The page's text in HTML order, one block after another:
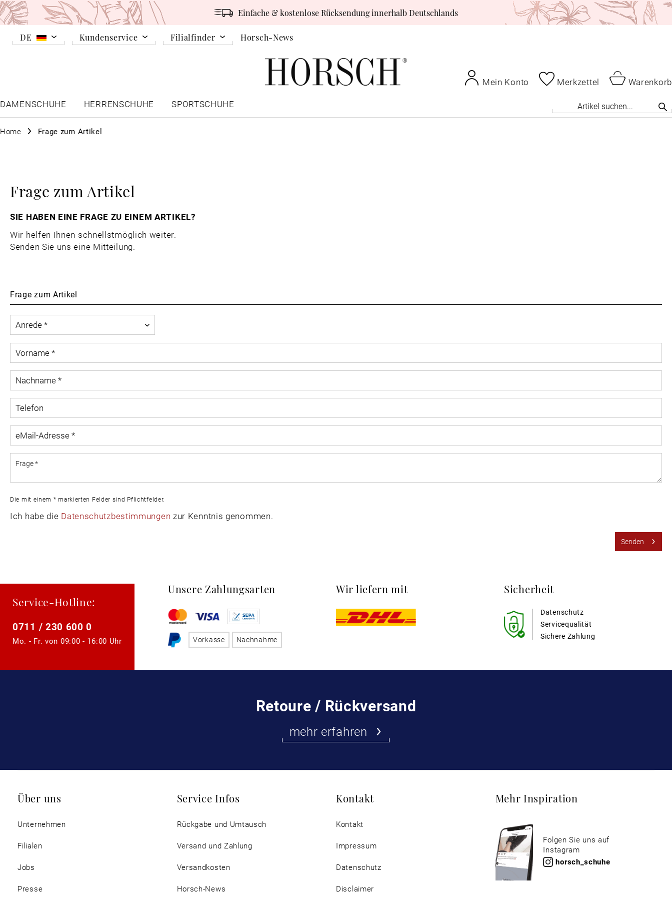
Einfache & kostenlose Rücksendung innerhalb Deutschlands
DE Kundenservice Filialfinder Horsch-News
Mein Konto Merkzettel
Warenkorb
DAMENSCHUHE
HERRENSCHUHE SPORTSCHUHE
Home Frage zum Artikel
Frage zum Artikel
SIE HABEN EINE FRAGE ZU EINEM ARTIKEL?
Wir helfen Ihnen schnellstmöglich weiter.
Senden Sie uns eine Mitteilung.
Frage zum Artikel
Die mit einem * markierten Felder sind Pflichtfelder.
Ich habe die Datenschutzbestimmungen zur Kenntnis genommen.
Senden
Retoure / Rückversand
mehr erfahren
Service-Hotline:
0711 / 230 600 0
Mo. - Fr. von 09:00 - 16:00 Uhr
Unsere Zahlungsarten
Vorkasse Nachnahme
Wir liefern mit Sicherheit
Datenschutz
Sichere Zahlung
Servicequalität
Über uns
Unternehmen
Filialen
Jobs
Presse
Service Infos
Rückgabe und Umtausch
Versand und Zahlung
Versandkosten
Horsch-News
Kontakt
Kontakt
Impressum
Datenschutz
Disclaimer
Mehr Inspiration
Folgen Sie uns auf
Instagram
horsch_schuhe